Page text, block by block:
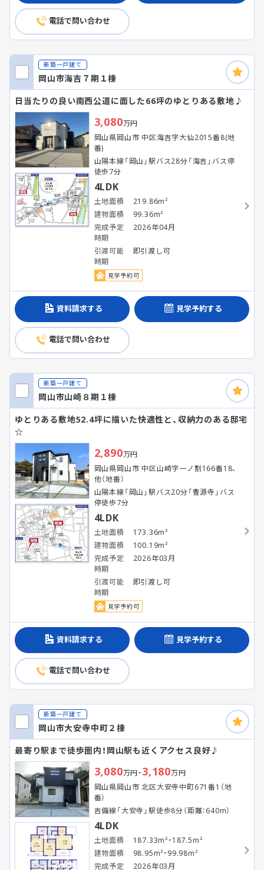
電話で問い合わせ
新築一戸建て
岡山市海吉７期１棟
日当たりの良い南西公道に面した66坪のゆとりある敷地♪
3,080万円
岡山県岡山市 中区海吉字大仙2015番8(地
番)
山陽本線「岡山」駅バス28分「海吉」バス停
徒歩7分
4LDK
土地面積
219.86m²
建物面積
99.36m²
完成予定
時期
2026年04月
引渡可能
時期
即引渡し可
見学予約可
資料請求する 見学予約する
電話で問い合わせ
新築一戸建て
岡山市山崎８期１棟
ゆとりある敷地52.4坪に描いた快適性と、収納力のある邸宅
☆
2,890万円
岡山県岡山市 中区山崎字一ノ割166番18、
他（地番）
山陽本線「岡山」駅バス20分「曹源寺」バス
停徒歩7分
4LDK
土地面積
173.36m²
建物面積
100.19m²
完成予定
時期
2026年03月
引渡可能
時期
即引渡し可
見学予約可
資料請求する 見学予約する
電話で問い合わせ
新築一戸建て
岡山市大安寺中町２棟
最寄り駅まで徒歩圏内！岡山駅も近くアクセス良好♪
3,080万円・3,180万円
岡山県岡山市 北区大安寺中町671番1（地
番）
吉備線「大安寺」駅徒歩8分（距離：640m）
4LDK
土地面積
187.33m²・187.5m²
建物面積
98.95m²・99.98m²
完成予定
2026年03月